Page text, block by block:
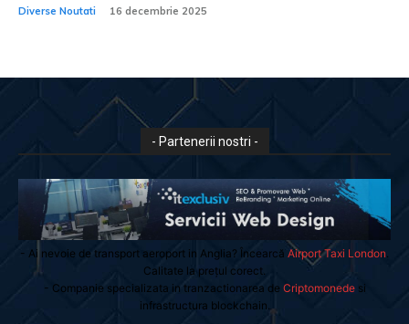
Diverse Noutati 16 decembrie 2025
- Partenerii nostri -
- Ai nevoie de transport aeroport in Anglia? Încearcă Airport Taxi London.
Calitate la prețul corect.
- Companie specializata in tranzactionarea de Criptomonedesi
infrastructura blockchain.